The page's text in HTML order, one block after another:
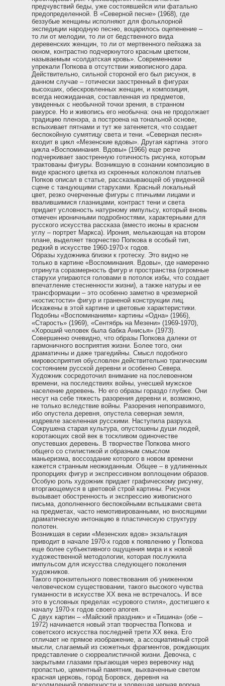
предчувствий беды, уже состоявшейся или фатально
предопределенной. В «Северной песне» (1968), где
беззубые женщины исполняют для фольклорной
экспедиции народную песню, воцарилось оцепенение –
то ли от мелодии, то ли от бедственного вида
деревенских женщин, то ли от мертвенного пейзажа за
окном, контрастно подчеркнутого красным цветком,
называемым «солдатская кровь». Современники
упрекали Попкова в отсутствии живописного дара.
Действительно, сильной стороной его был рисунок, в
данном случае – готически заостренный в фигурах
высохших, обескровленных женщин, и композиция,
всегда неожиданная, составленная из предметов,
увиденных с необычной точки зрения, в странном
ракурсе. Но и живопись его необычна: она не продолжает
традицию пленэра, а построена на тональной основе,
вспыхивает пятнами и тут же затеняется, что создает
беспокойную сумятицу света и тени. «Северная песня»
входит в цикл «Мезенские вдовы». Другая картина этого
цикла «Воспоминания. Вдовы» (1966) еще резче
подчеркивает заостренную готичность рисунка, которым
трактованы фигуры. Возникшую в сознании композицию в
виде красного цветка из скроенных колоколом платьев
Попков описал в статье, рассказывающей об увиденной
сцене с танцующими старухами. Красный локальный
цвет, резко очерченные фигуры с птичьими лицами и
ввалившимися глазницами, контраст тени и света
придает условность натурному импульсу, который вновь
отмечен ироничными подробностями, характерными для
русского искусства рассказа (вместо иконы в красном
углу – портрет Маркса). Ирония, мелькающая на втором
плане, выделяет творчество Попкова в особый тип,
редкий в искусстве 1960-1970-х годов.
Образы художника близки к гротеску. Это видно не
только в картине «Воспоминания. Вдовы», где намеренно
отринута соразмерность фигур и пространства (огромные
старухи упираются головами в потолок избы, что создает
впечатление стесненности жизни), а также натуры и ее
трансформации – это особенно заметно в чрезмерной
«костистости» фигур и граненой конструкции лиц.
Искажены в этой картине и цветовые характеристики.
Подобны «Воспоминаниям» картины «Одна» (1966),
«Старость» (1969), «Сентябрь на Мезени» (1969-1970),
«Хороший человек была бабка Анисья» (1973).
Совершенно очевидно, что образы Попкова далеки от
гармоничного восприятия жизни. Более того, они
драматичны и даже трагедийны. Смысл подобного
мировосприятия обусловлен действительно трагическим
состоянием русской деревни и особенно Севера.
Художник сосредоточил внимание на послевоенном
времени, на последствиях войны, унесшей мужское
население деревень. Но его образы гораздо глубже. Они
несут на себе тяжесть разорения деревни и, возможно,
не только вследствие войны. Разорения непоправимого,
ибо опустела деревня, опустела северная земля,
издревле заселенная русскими. Наступила разруха.
Сокрушена старая культура, опустошены души людей,
коротающих свой век в тоскливом одиночестве
опустевших деревень. В творчестве Попкова много
общего со стилистикой и образным смыслом
маньеризма, воссоздание которого в новом времени
кажется странным неожиданным. Общее – в удлиненных
пропорциях фигур и экспрессивном воплощении образов.
Особую роль художник придает графическому рисунку,
вторгающемуся в цветовой строй картины. Рисунок
вызывает обостренность и экспрессию живописного
письма, дополненного беспокойными вспышками света
на предметах, часто немотивированными, но вносящими
драматическую интонацию в пластическую структуру
полотен.
Возникшая в серии «Мезенских вдов» экзальтация
приводит в начале 1970-х годов к появлению у Попкова
еще более субъективного ощущения мира и к новой
художественной методологии, которая послужила
импульсом для искусства следующего поколения
художников.
Такого пронзительного повествования об униженном
человеческом существовании, такого высокого чувства
гуманности в искусстве ХХ века не встречалось. И все
это в условных пределах «сурового стиля», достигшего к
началу 1970-х годов своего апогея.
С двух картин – «Майский праздник» и «Тишина» (обе –
1972) начинается новый этап творчества Попкова и
советского искусства последней трети ХХ века. Его
отличает не прямое изображение, а ассоциативный строй
мысли, слагаемый из сюжетных фрагментов, рождающих
представление о сюрреалистичной жизни. Девочка, с
закрытыми глазами прыгающая через веревочку над
пропастью, цементный памятник, выхваченные светом
красная церковь, город Боровск, деревня на